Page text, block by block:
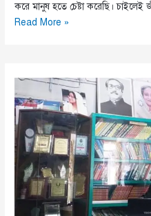
করে মানুষ হতে চেষ্টা করেছি। চাইলেই
ফিরে
Read More »